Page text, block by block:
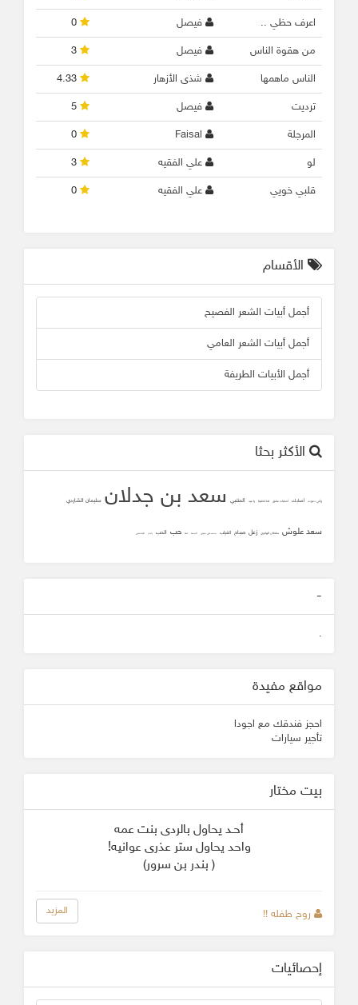
اعرف حظي .. فيصل
من هقوة الناس فيصل
الناس ماهمها شذى الأزهار
ترديت فيصل
المرجلة Faisal
لو علي الفقيه
قلبي خويي علي الفقيه
الأقسام
أجمل أبيات الشعر الفصيح
أجمل أبيات الشعر العامي
أجمل الأبيات الطريفة
الأكثر بحثا
وأني دعوت أصابك أصابك عشق لما تلاقينا يا عيد المتنبي سعد بن جدلان سليمان الشاردي
سعد علوش سلطان الهاجري زعل صباح الغياب محمد علي جنيدي المحبه ثقه حب الحب زانت الشافعي
-
.
مواقع مفيدة
احجز فندقك مع اجودا
تأجير سيارات
بيت مختار
أحـد يحاول بالردى بنت عمه
واحد يحاول ستر عذرى عوانيه!
( بندر بن سرور)
روح طفله !! المزيد
إحصائيات